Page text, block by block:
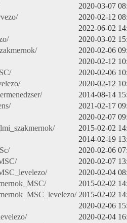
2020-03-07
2020-02-12
2022-06-02
2020-03-02
2020-02-06
2020-02-12
2020-02-06
2020-02-12
2014-08-14
2021-02-17
2020-02-07
2015-02-02
2014-02-19
2020-02-06
2020-02-07
2020-02-04
2015-02-02
2015-02-02
2020-02-06
2020-02-04